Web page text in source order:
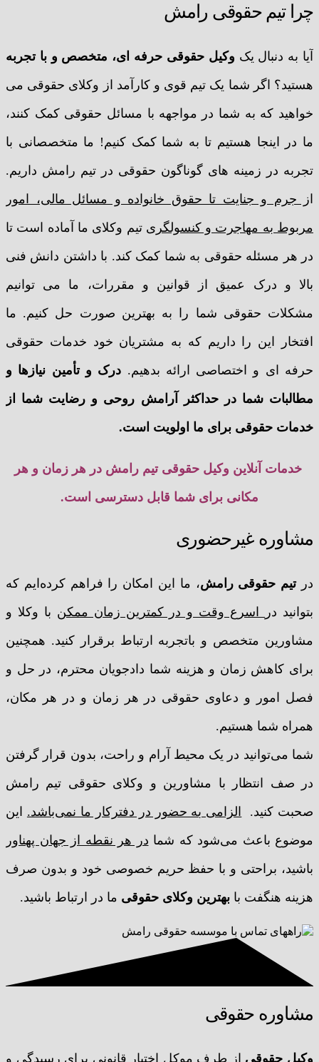
چرا تیم حقوقی رامش
آیا به دنبال یک وکیل حقوقی حرفه ای، متخصص و با تجربه
هستید؟ اگر شما یک تیم قوی و کارآمد از وکلای حقوقی می
خواهید که به شما در مواجهه با مسائل حقوقی کمک کنند،
ما در اینجا هستیم تا به شما کمک کنیم! ما متخصصانی با
تجربه در زمینه های گوناگون حقوقی در تیم رامش داریم.
از جرم و جنایت تا حقوق خانواده و مسائل مالی، امور
مربوط به مهاجرت و کنسولگری تیم وکلای ما آماده است تا
در هر مسئله حقوقی به شما کمک کند. با داشتن دانش فنی
بالا و درک عمیق از قوانین و مقررات، ما می توانیم
مشکلات حقوقی شما را به بهترین صورت حل کنیم. ما
افتخار این را داریم که به مشتریان خود خدمات حقوقی
حرفه ای و اختصاصی ارائه بدهیم. درک و تأمین نیازها و
مطالبات شما در حداکثر آرامش روحی و رضایت شما از
خدمات حقوقی برای ما اولویت است.
خدمات آنلاین وکیل حقوقی تیم رامش در هر زمان و هر
مکانی برای شما قابل دسترسی است.
مشاوره غیرحضوری
درتیم حقوقی رامش، ما این امکان را فراهم کرده‌ایم که
بتوانید در
اسرع وقت و در کمترین زمان ممکن با وکلا و
مشاورین متخصص و باتجربه ارتباط برقرار کنید. همچنین
برای کاهش زمان و هزینه شما دادجویان محترم، در حل و
فصل امور و دعاوی حقوقی در هر زمان و در هر مکان،
همراه شما هستیم.
شما می‌توانید در یک محیط آرام و راحت، بدون قرار گرفتن
در صف انتظار با مشاورین و وکلای حقوقی تیم رامش
صحبت کنید.
الزامی به حضور در دفترکار ما نمی‌باشد. این
موضوع باعث می‌شود که شما در هر نقطه از جهان پهناور
باشید، براحتی و با حفظ حریم خصوصی خود و بدون صرف
هزینه هنگفت با بهترین وکلای حقوقی ما در ارتباط باشید.
مشاوره حقوقی
وکیل حقوقی از طرف موکل اختیار قانونی برای رسیدگی و